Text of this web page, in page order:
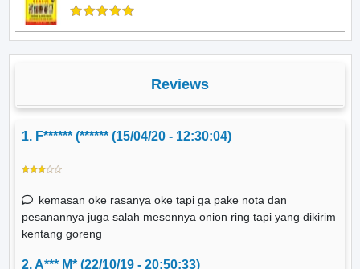
Reviews
1. F****** (****** (15/04/20 - 12:30:04)
kemasan oke rasanya oke tapi ga pake nota dan
pesanannya juga salah mesennya onion ring tapi yang dikirim
kentang goreng
2. A*** M* (22/10/19 - 20:50:33)